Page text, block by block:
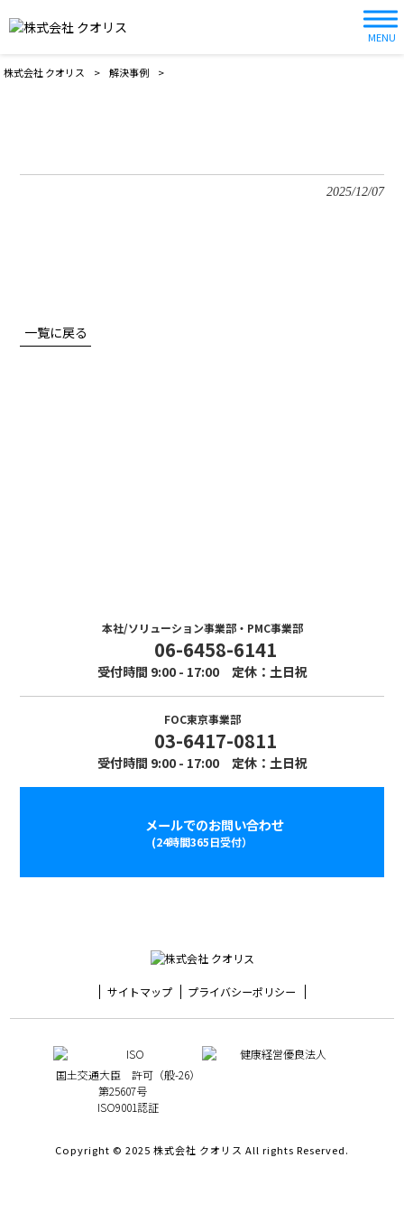
MENU
株式会社 クオリス > 解決事例 >
2025/12/07
一覧に戻る
本社/ソリューション事業部・PMC事業部
06-6458-6141
受付時間 9:00 - 17:00 定休：土日祝
FOC東京事業部
03-6417-0811
受付時間 9:00 - 17:00 定休：土日祝
メールでのお問い合わせ
(24時間365日受付）
サイトマップ プライバシーポリシー
国土交通大臣 許可（般-26）
第25607号
ISO9001認証
Copyright © 2025 株式会社 クオリス All rights Reserved.